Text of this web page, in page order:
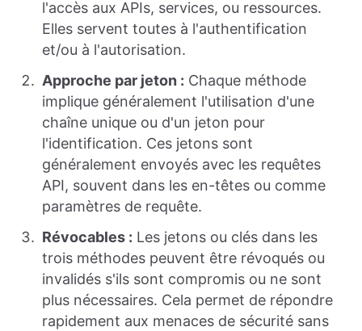
l'accès aux APIs, services, ou ressources.
Elles servent toutes à l'authentification
et/ou à l'autorisation.
Approche par jeton : Chaque méthode
implique généralement l'utilisation d'une
chaîne unique ou d'un jeton pour
l'identification. Ces jetons sont
généralement envoyés avec les requêtes
API, souvent dans les en-têtes ou comme
paramètres de requête.
Révocables : Les jetons ou clés dans les
trois méthodes peuvent être révoqués ou
invalidés s'ils sont compromis ou ne sont
plus nécessaires. Cela permet de répondre
rapidement aux menaces de sécurité sans